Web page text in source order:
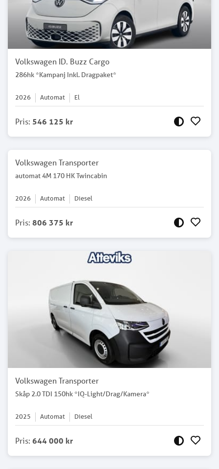
Volkswagen ID. Buzz Cargo
286hk *Kampanj Inkl. Dragpaket*
2026 Automat El
Pris: 546 125 kr
Volkswagen Transporter
automat 4M 170 HK Twincabin
2026 Automat Diesel
Pris: 806 375 kr
Volkswagen Transporter
Skåp 2.0 TDI 150hk *IQ-Light/Drag/Kamera*
2025 Automat Diesel
Pris: 644 000 kr